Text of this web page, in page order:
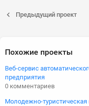
Предыдущий проект
Похожие проекты
Веб-сервис
предприятия
0 комментариев
Молодежно-